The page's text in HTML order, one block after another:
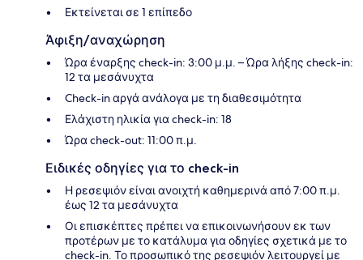
Εκτείνεται σε 1 επίπεδο
Άφιξη/αναχώρηση
Ώρα έναρξης check-in: 3:00 μ.μ. – Ώρα λήξης check-in:
12 τα μεσάνυχτα
Check-in αργά ανάλογα με τη διαθεσιμότητα
Ελάχιστη ηλικία για check-in: 18
Ώρα check-out: 11:00 π.μ.
Ειδικές οδηγίες για το check-in
Η ρεσεψιόν είναι ανοιχτή καθημερινά από 7:00 π.μ.
έως 12 τα μεσάνυχτα
Οι επισκέπτες πρέπει να επικοινωνήσουν εκ των
προτέρων με το κατάλυμα για οδηγίες σχετικά με το
check-in. Το προσωπικό της ρεσεψιόν λειτουργεί με